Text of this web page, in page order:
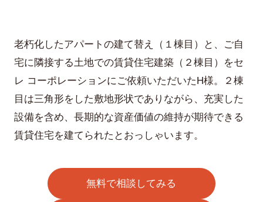
Fusion Type
Fwin Type
Fwin suite
アパートができるまで
東京ゼロエミ住宅
千葉工場
建物管理
入居者募集システム
オーナーサポート
オーナーさま・ゲストの声
オーナーさまの声
ゲストの声
ご相談の流れ
お知らせ
よくある質問
老朽化したアパートの建て替え（１棟目）と、ご自
宅に隣接する土地での賃貸住宅建築（２棟目）をセ
レ コーポレーションにご依頼いただいたH様。２棟
目は三角形をした敷地形状でありながら、充実した
設備を含め、長期的な資産価値の維持が期待できる
賃貸住宅を建てられたとおっしゃいます。
無料で相談してみる